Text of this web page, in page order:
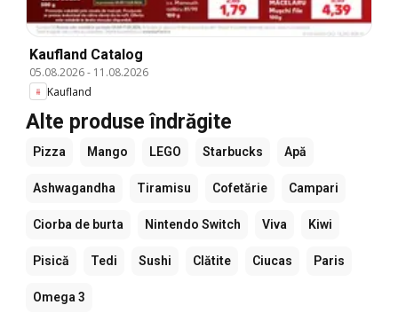
Kaufland Catalog
05.08.2026- 11.08.2026
Kaufland
Alte produse îndrăgite
Pizza Mango LEGO Starbucks Apă
Ashwagandha Tiramisu Cofetărie Campari
Ciorba de burta Nintendo Switch Viva Kiwi
Pisică Tedi Sushi Clătite Ciucas Paris
Omega 3